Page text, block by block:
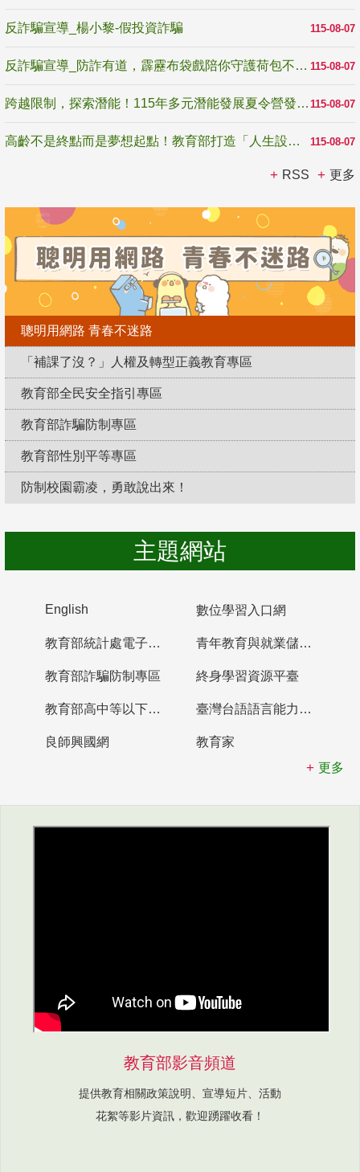
115-08-07
反詐騙宣導_楊小黎-假投資詐騙
115-08-07
反詐騙宣導_防詐有道，霹靂布袋戲陪你守護荷包不受騙
115-08-07
跨越限制，探索潛能！115年多元潛能發展夏令營發掘生命無限可能
115-08-07
高齡不是終點而是夢想起點！教育部打造「人生設計夢工場」 參展第3屆高齡健康產業博覽會
RSS 更多
聰明用網路 青春不迷路
「補課了沒？」人權及轉型正義教育專區
教育部全民安全指引專區
教育部詐騙防制專區
教育部性別平等專區
防制校園霸凌，勇敢說出來！
主題網站
English 數位學習入口網
教育部統計處電子書櫃 青年教育與就業儲蓄帳戶
教育部詐騙防制專區 終身學習資源平臺
教育部高中等以下學校及幼兒園教師資格檢定考試 臺灣台語語言能力認證網站
良師興國網
教育家
更多
教育部影音頻道
提供教育相關政策說明、宣導短片、活動
花絮等影片資訊，歡迎踴躍收看！